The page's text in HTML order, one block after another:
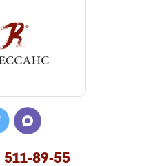
511-89-55